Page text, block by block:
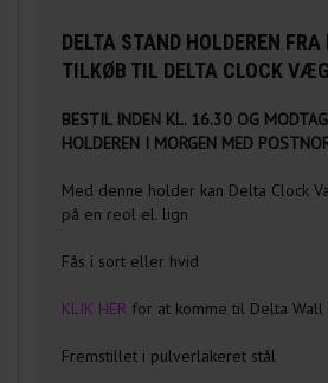
DELTA STAND HOLDEREN FRA
TILKØB TIL DELTA CLOCK
BESTIL INDEN KL. 16.30 OG
HOLDEREN I MORGEN MED
Med denne holder kan Delta Clock
på en reol el. lign
Fås i sort eller hvid
KLIK HER for at komme til Delta Wall
Fremstillet i pulverlakeret stål